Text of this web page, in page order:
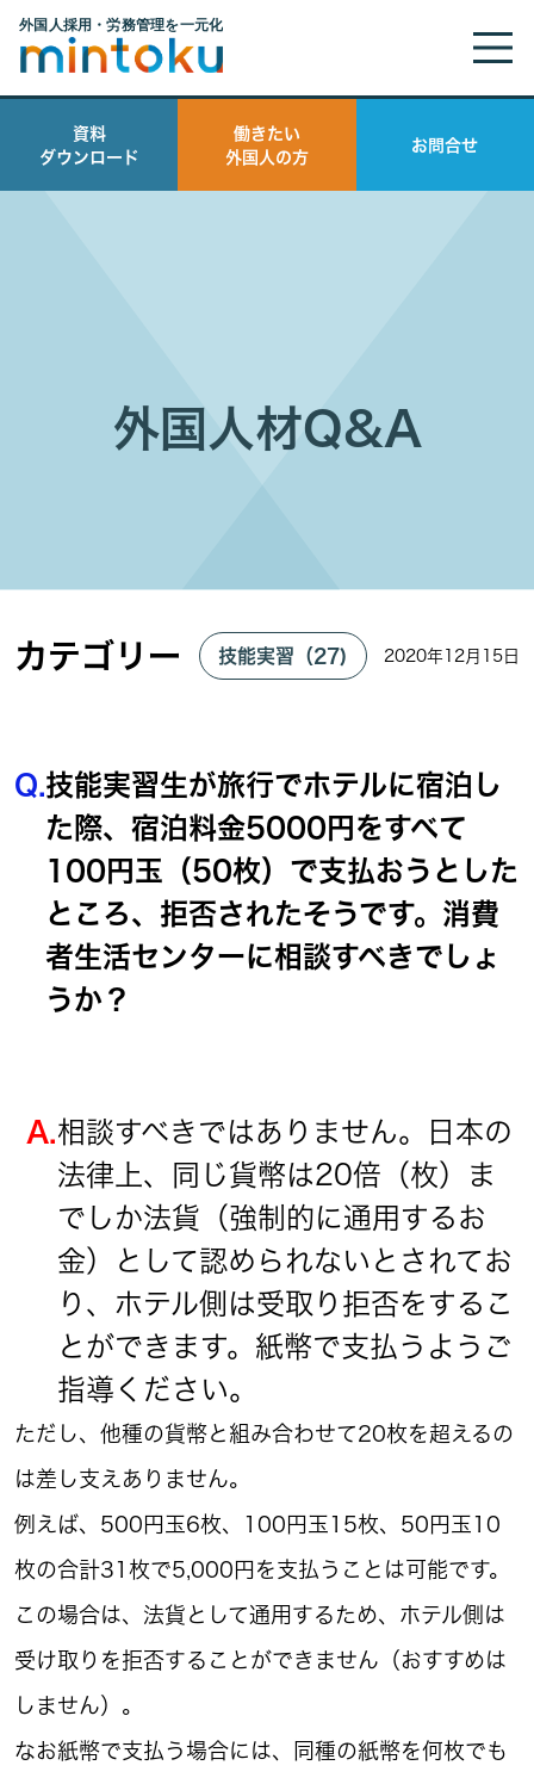
資料
ダウンロード
働きたい
外国人の方
お問合せ
外国人材Q&A
カテゴリー 技能実習（27) 2020年12月15日
Q.技能実習生が旅行でホテルに宿泊し
た際、宿泊料金5000円をすべて
100円玉（50枚）で支払おうとした
ところ、拒否されたそうです。消費
者生活センターに相談すべきでしょ
うか？
A.相談すべきではありません。日本の
法律上、同じ貨幣は20倍（枚）ま
でしか法貨（強制的に通用するお
金）として認められないとされてお
り、ホテル側は受取り拒否をするこ
とができます。紙幣で支払うようご
指導ください。
ただし、他種の貨幣と組み合わせて20枚を超えるの
は差し支えありません。
例えば、500円玉6枚、100円玉15枚、50円玉10
枚の合計31枚で5,000円を支払うことは可能です。
この場合は、法貨として通用するため、ホテル側は
受け取りを拒否することができません（おすすめは
しません）。
なお紙幣で支払う場合には、同種の紙幣を何枚でも